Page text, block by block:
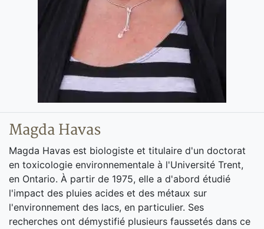
Magda Havas
Magda Havas est biologiste et titulaire d'un doctorat
en toxicologie environnementale à l'Université Trent,
en Ontario. À partir de 1975, elle a d'abord étudié
l'impact des pluies acides et des métaux sur
l'environnement des lacs, en particulier. Ses
recherches ont démystifié plusieurs faussetés dans ce